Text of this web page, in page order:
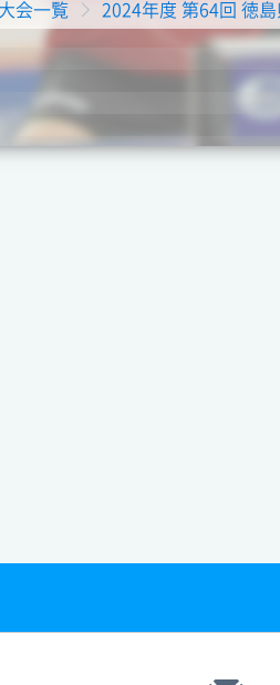
大会一覧 2024年度 第64回 徳島